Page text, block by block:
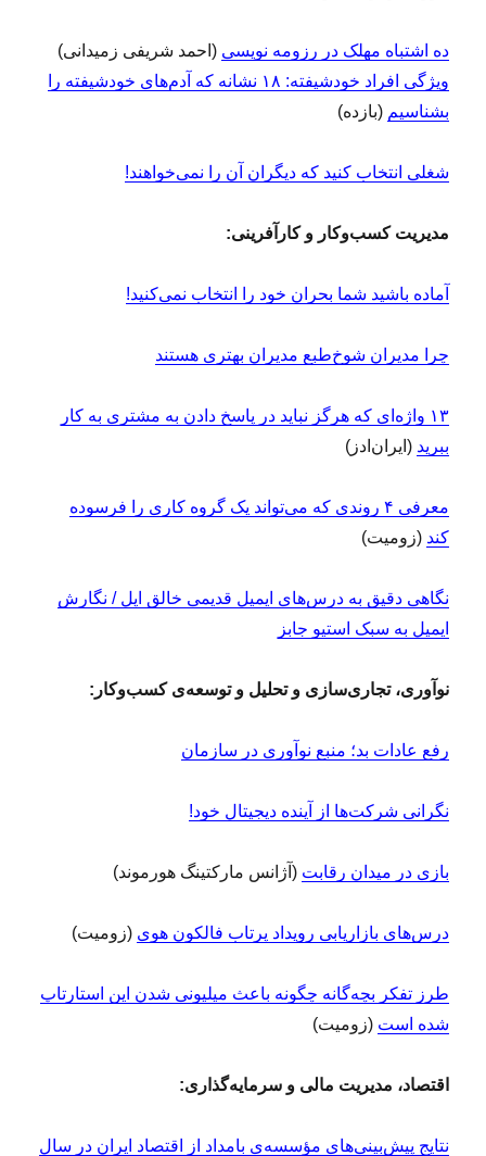
ده اشتباه مهلک در رزومه نویسی (احمد شریفی زمیدانی)
ویژگی افراد خودشیفته: ۱۸ نشانه که آدم‌های خودشیفته را
بشناسیم (بازده)
شغلی انتخاب کنید که دیگران آن را نمی‌خواهند!
مدیریت کسب‌وکار و کارآفرینی:
آماده باشید شما بحران خود را انتخاب نمی‌کنید!
چرا مدیران شوخ‌طبع مدیران بهتری هستند
۱۳ واژه‌ای که هرگز نباید در پاسخ دادن به مشتری به کار
ببرید (ایران‌ادز)
معرفی ۴ روندی که می‌تواند یک گروه کاری را فرسوده
کند (زومیت)
نگاهی دقیق به درس‌های ایمیل قدیمی خالق اپل / نگارش
ایمیل به سبک استیو جابز
نوآوری، تجاری‌سازی و تحلیل و توسعه‌ی کسب‌وکار:
رفع عادات بد؛ منبع نوآوری در سازمان
نگرانی شرکت‌ها از آینده دیجیتال خود!
بازی در میدان رقابت (آژانس مارکتینگ هورموند)
درس‌های بازاریابی رویداد پرتاب فالکون هوی (زومیت)
طرز تفکر بچه‌گانه چگونه باعث میلیونی شدن این استارتاپ
شده است (زومیت)
اقتصاد، مدیریت مالی و سرمایه‌گذاری:
نتایج پیش‌بینی‌هاى مؤسسه‌ی بامداد از اقتصاد ایران در سال